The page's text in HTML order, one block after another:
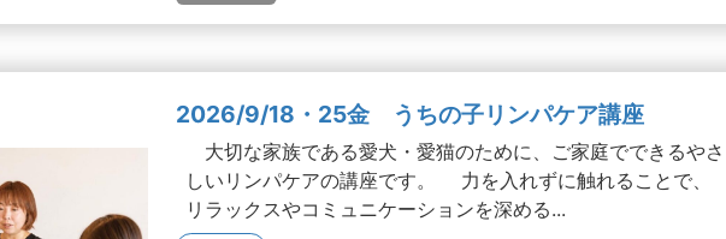
2026/9/18・25金 うちの子リンパケア講座
大切な家族である愛犬・愛猫のために、ご家庭でできるやさ
しいリンパケアの講座です。 力を入れずに触れることで、
リラックスやコミュニケーションを深める...